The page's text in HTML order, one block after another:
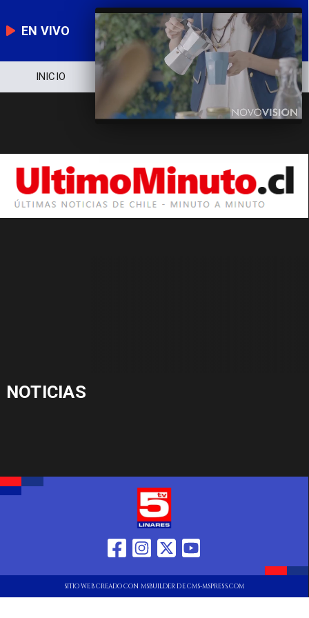
EN VIVO
INICIO NOTICIERO POLÍTICA
NOTICIAS
SITIO WEB CREADO CON MSBUILDER DE CMS-MSPRESS.COM